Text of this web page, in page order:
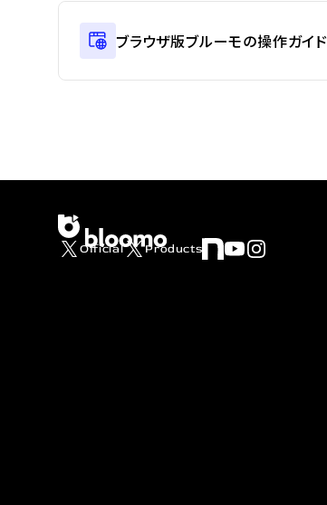
ブラウザ版ブルーモの操作ガイド
Official Products